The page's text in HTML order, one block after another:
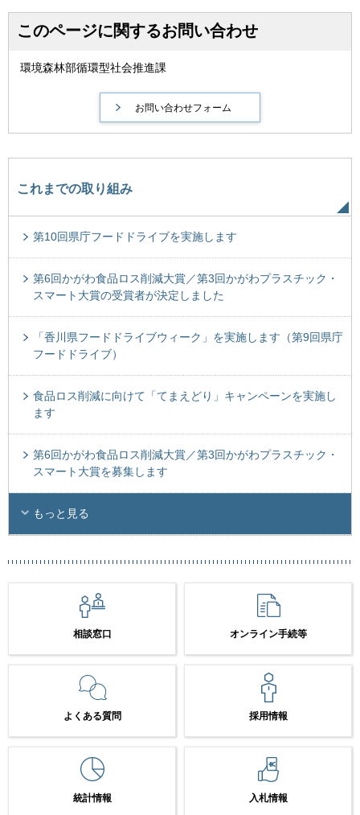
このページに関するお問い合わせ
環境森林部循環型社会推進課
これまでの取り組み
第10回県庁フードドライブを実施します
第6回かがわ食品ロス削減大賞／第3回かがわプラスチック・
スマート大賞の受賞者が決定しました
「香川県フードドライブウィーク」を実施します（第9回県庁
フードドライブ）
食品ロス削減に向けて「てまえどり」キャンペーンを実施し
ます
第6回かがわ食品ロス削減大賞／第3回かがわプラスチック・
スマート大賞を募集します
もっと見る
相談窓口 オンライン手続等
よくある質問 採用情報
統計情報 入札情報